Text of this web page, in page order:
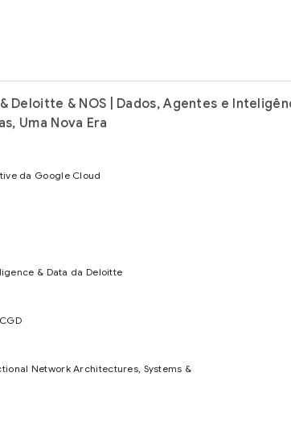
Deloitte & NOS | Dados, Agentes e
Uma Nova Era
da Google Cloud
& Data da Deloitte
Network Architectures, Systems &